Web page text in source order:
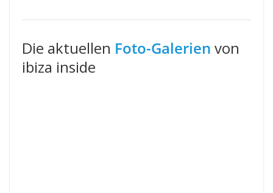
Die aktuellen Foto-Galerien von
ibiza inside